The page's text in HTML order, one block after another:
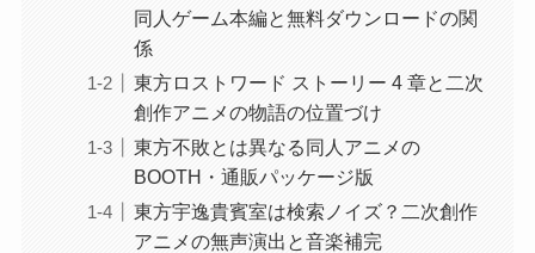
同人ゲーム本編と無料ダウンロードの関
係
東方ロストワード ストーリー 4 章と二次
創作アニメの物語の位置づけ
東方不敗とは異なる同人アニメの
BOOTH・通販パッケージ版
東方宇逸貴賓室は検索ノイズ？二次創作
アニメの無声演出と音楽補完